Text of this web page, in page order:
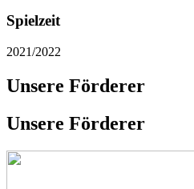
Spielzeit
2021/2022
Unsere Förderer
Unsere Förderer